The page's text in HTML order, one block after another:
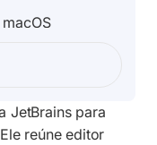
JetBrains para
reúne editor
Python